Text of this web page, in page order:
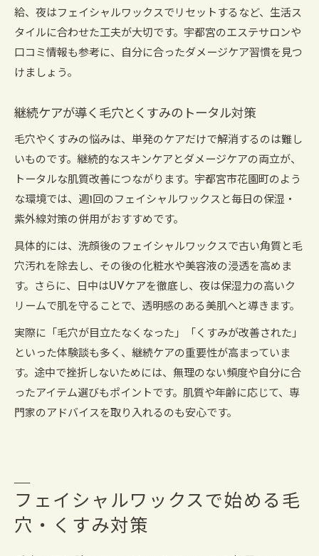
給、夜はフェイシャルワックスでリセットするなど、生活ス
タイルに合わせた工夫が大切です。宇都宮のエステサロンや
口コミ情報も参考に、自分に合ったダメージケア習慣を見つ
けましょう。
継続ケアが導く毛穴とくすみのトータル対策
毛穴やくすみの悩みは、単発のケアだけで解消するのは難し
いものです。継続的なスキンケアとダメージケアの両立が、
トータルな肌質改善につながります。宇都宮市花園町のよう
な環境では、週1回のフェイシャルワックスと毎日の保湿・
紫外線対策の併用がおすすめです。
具体的には、洗顔後のフェイシャルワックスで古い角質と毛
穴汚れを除去し、その後の化粧水や美容液の浸透を高めま
す。さらに、日中はUVケアを徹底し、夜は保湿力の高いク
リームで肌を守ることで、透明感のある美肌へと導きます。
実際に「毛穴が目立たなくなった」「くすみが改善された」
といった体験談も多く、継続ケアの重要性が高まっていま
す。途中で挫折しないためには、無理のない頻度や自分に合
ったアイテム選びもポイントです。肌質や年齢に応じて、専
門家のアドバイスを取り入れるのも安心です。
フェイシャルワックスで始める毛
穴・くすみ対策